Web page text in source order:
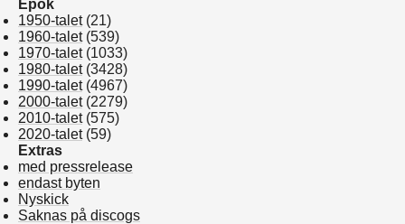
Epok
1950-talet(21)
1960-talet(539)
1970-talet(1033)
1980-talet(3428)
1990-talet(4967)
2000-talet(2279)
2010-talet(575)
2020-talet(59)
Extras
med pressrelease
endast byten
Nyskick
Saknas på discogs